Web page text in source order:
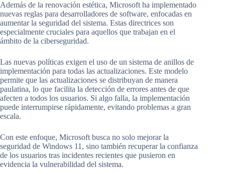
Además de la renovación estética, Microsoft ha implementado
nuevas reglas para desarrolladores de software, enfocadas en
aumentar la seguridad del sistema. Estas directrices son
especialmente cruciales para aquellos que trabajan en el
ámbito de la ciberseguridad.
Las nuevas políticas exigen el uso de un sistema de anillos de
implementación para todas las actualizaciones. Este modelo
permite que las actualizaciones se distribuyan de manera
paulatina, lo que facilita la detección de errores antes de que
afecten a todos los usuarios. Si algo falla, la implementación
puede interrumpirse rápidamente, evitando problemas a gran
escala.
Con este enfoque, Microsoft busca no solo mejorar la
seguridad de Windows 11, sino también recuperar la confianza
de los usuarios tras incidentes recientes que pusieron en
evidencia la vulnerabilidad del sistema.